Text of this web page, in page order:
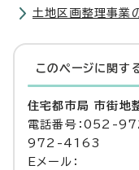
土地区画整理事業
このページに関す
住宅都市局 市街地
電話番号：052-
972-4163
Eメール：